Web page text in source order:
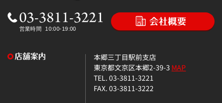
本郷三丁目駅前支店
東京都文京区本郷2-39-3 MAP
TEL. 03-3811-3221
FAX. 03-3811-3222